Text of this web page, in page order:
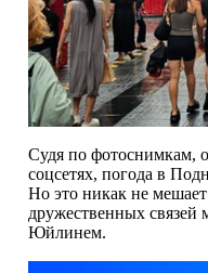
Судя по фотоснимкам,
соцсетях, погода в
Но это никак не
дружественных
Юйлинем.